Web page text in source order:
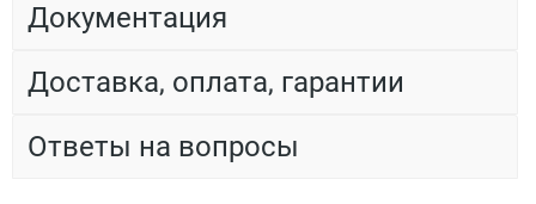
Документация
Доставка, оплата, гарантии
Ответы на вопросы